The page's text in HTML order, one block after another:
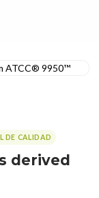
DE CALIDAD
derived